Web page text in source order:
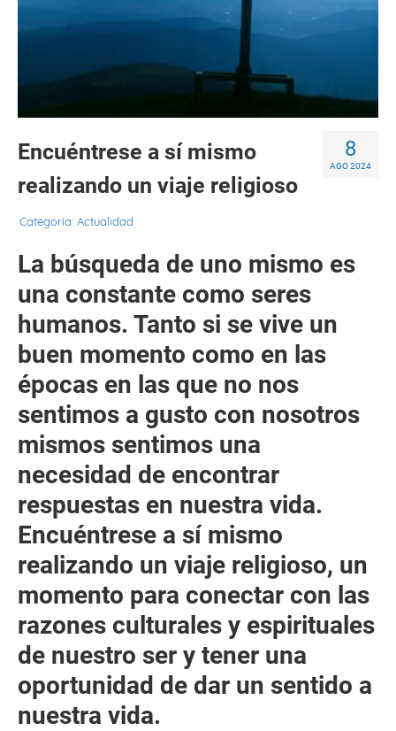
8
AGO 2024
Encuéntrese a sí mismo
realizando un viaje religioso
Categoría: Actualidad
La búsqueda de uno mismo es
una constante como seres
humanos. Tanto si se vive un
buen momento como en las
épocas en las que no nos
sentimos a gusto con nosotros
mismos sentimos una
necesidad de encontrar
respuestas en nuestra vida.
Encuéntrese a sí mismo
realizando un viaje religioso, un
momento para conectar con las
razones culturales y espirituales
de nuestro ser y tener una
oportunidad de dar un sentido a
nuestra vida.